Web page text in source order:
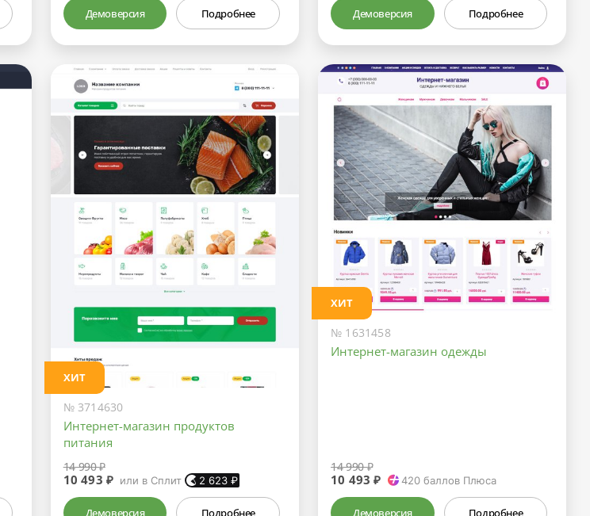
Демоверсия Подробнее Демоверсия Подробнее
ХИТ
№ 3714630
Интернет-магазин продуктов
питания
14 990 ₽
10 493 ₽ или в Сплит 2 623 ₽
Демоверсия Подробнее
ХИТ
№ 1631458
Интернет-магазин одежды
14 990 ₽
10 493 ₽ 420баллов Плюса
Демоверсия Подробнее